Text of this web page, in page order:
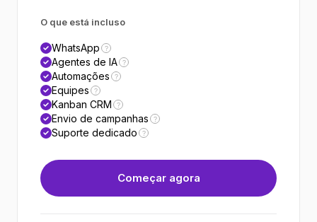
O que está incluso
WhatsApp ?
Agentes de IA ?
Automações ?
Equipes ?
Kanban CRM ?
Envio de campanhas ?
Suporte dedicado ?
Começar agora